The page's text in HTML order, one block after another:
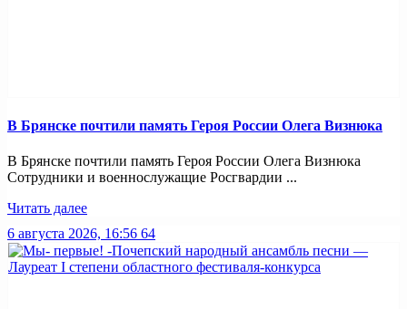
В Брянске почтили память Героя России Олега Визнюка
В Брянске почтили память Героя России Олега Визнюка
Сотрудники и военнослужащие Росгвардии ...
Читать далее
6 августа 2026, 16:56 64